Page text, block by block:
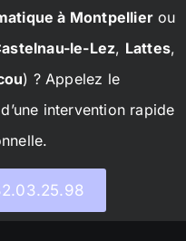
à Montpellier ou
le-Lez, Lattes,
) ? Appelez le
intervention rapide